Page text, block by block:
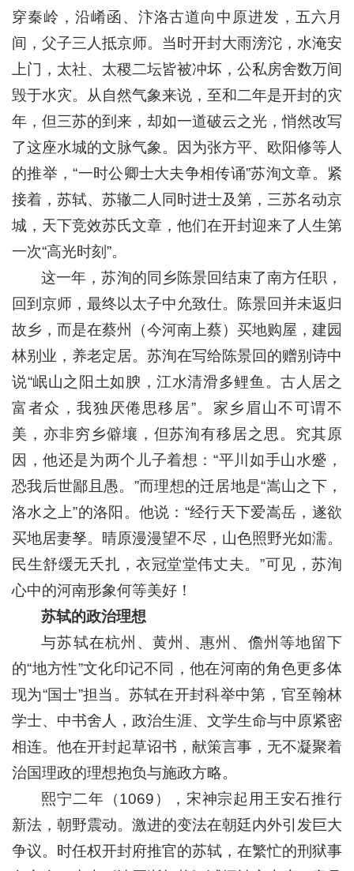
穿秦岭，沿崤函、汴洛古道向中原进发，五六月
间，父子三人抵京师。当时开封大雨滂沱，水淹安
上门，太社、太稷二坛皆被冲坏，公私房舍数万间
毁于水灾。从自然气象来说，至和二年是开封的灾
年，但三苏的到来，却如一道破云之光，悄然改写
了这座水城的文脉气象。因为张方平、欧阳修等人
的推举，“一时公卿士大夫争相传诵”苏洵文章。紧
接着，苏轼、苏辙二人同时进士及第，三苏名动京
城，天下竞效苏氏文章，他们在开封迎来了人生第
一次“高光时刻”。
这一年，苏洵的同乡陈景回结束了南方任职，
回到京师，最终以太子中允致仕。陈景回并未返归
故乡，而是在蔡州（今河南上蔡）买地购屋，建园
林别业，养老定居。苏洵在写给陈景回的赠别诗中
说“岷山之阳土如腴，江水清滑多鲤鱼。古人居之
富者众，我独厌倦思移居”。家乡眉山不可谓不
美，亦非穷乡僻壤，但苏洵有移居之思。究其原
因，他还是为两个儿子着想：“平川如手山水蹙，
恐我后世鄙且愚。”而理想的迁居地是“嵩山之下，
洛水之上”的洛阳。他说：“经行天下爱嵩岳，遂欲
买地居妻孥。晴原漫漫望不尽，山色照野光如濡。
民生舒缓无夭扎，衣冠堂堂伟丈夫。”可见，苏洵
心中的河南形象何等美好！
苏轼的政治理想
与苏轼在杭州、黄州、惠州、儋州等地留下
的“地方性”文化印记不同，他在河南的角色更多体
现为“国士”担当。苏轼在开封科举中第，官至翰林
学士、中书舍人，政治生涯、文学生命与中原紧密
相连。他在开封起草诏书，献策言事，无不凝聚着
治国理政的理想抱负与施政方略。
熙宁二年（1069），宋神宗起用王安石推行
新法，朝野震动。激进的变法在朝廷内外引发巨大
争议。时任权开封府推官的苏轼，在繁忙的刑狱事